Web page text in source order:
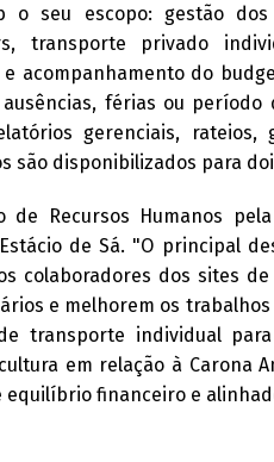
seu escopo: gestão
transporte privado
acompanhamento do
férias ou período
gerenciais,
são disponibilizados para
de Recursos Humanos
de Sá. "O principal
colaboradores dos sites
e melhorem os
transporte individual
em relação à Carona
equilíbrio financeiro e